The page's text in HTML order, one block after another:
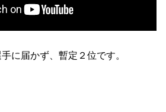
に届かず、暫定２位です。